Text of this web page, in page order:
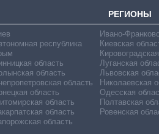
РЕГИОНЫ
республика
область
область
область
область
область
область
область
Ивано-
Киевская
Луганская
Львовская
Николаевская
Одесская
Полтавская
Ровенская